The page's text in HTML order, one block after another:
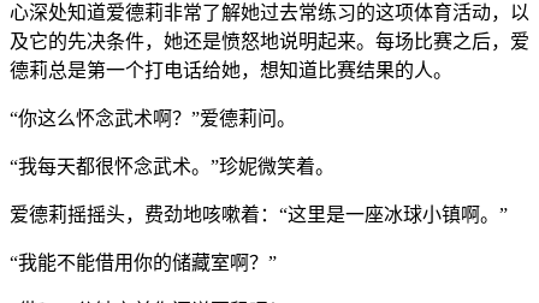
心深处知道爱德莉非常了解她过去常练习的这项体育活动，以
及它的先决条件，她还是愤怒地说明起来。每场比赛之后，爱
德莉总是第一个打电话给她，想知道比赛结果的人。
“你这么怀念武术啊？”爱德莉问。
“我每天都很怀念武术。”珍妮微笑着。
爱德莉摇摇头，费劲地咳嗽着：“这里是一座冰球小镇啊。”
“我能不能借用你的储藏室啊？”